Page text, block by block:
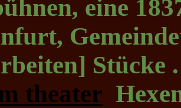
eine
Stücke
theater